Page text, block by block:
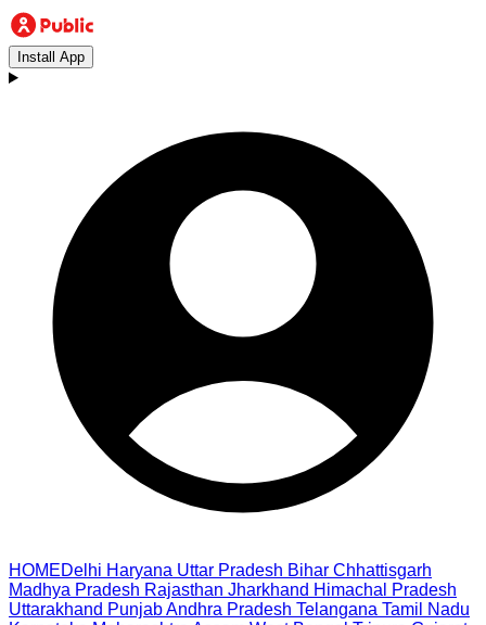
Install App
HOMEDelhi Haryana Uttar Pradesh Bihar Chhattisgarh
Madhya Pradesh Rajasthan Jharkhand Himachal Pradesh
Uttarakhand PunjabAndhra Pradesh Telangana Tamil Nadu